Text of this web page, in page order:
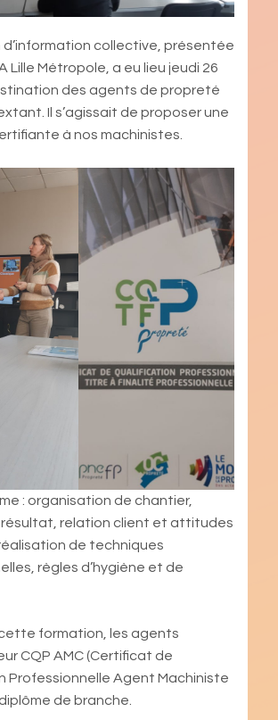
d’information collective, présentée
Lille Métropole, a eu lieu jeudi 26
des agents de propreté
Il s’agissait de proposer une
à nos machinistes.
: organisation de chantier,
relation client et attitudes
de techniques
règles d’hygiène et de
cette formation, les agents
CQP AMC (Certificat de
Professionnelle Agent Machiniste
de branche.